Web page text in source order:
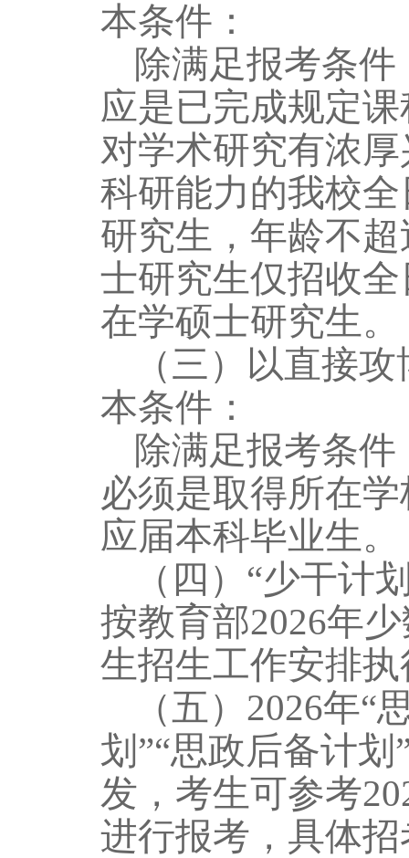
本条件：
除满足报考条
应是已完成规定
对学术研究有浓
科研能力的我校
研究生，年龄不超
士研究生仅招收
在学硕士研究生。
（三）以直接
本条件：
除满足报考条
必须是取得所在
应届本科毕业生。
（四） “少干计
按教育部2026年
生招生工作安排
（五） 2026年“
划”“思政后备计
发，考生可参考
进行报考，具体